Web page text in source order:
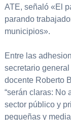
ATE, señaló «El
parando
municipios».
Entre las
secretario
docente Roberto
“serán claras: No
sector público y
pequeñas y